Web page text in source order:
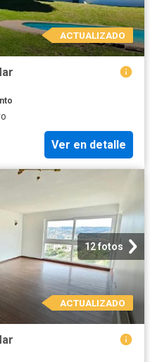
ACTUALIZADO
Ver en detalle
12 fotos
ACTUALIZADO